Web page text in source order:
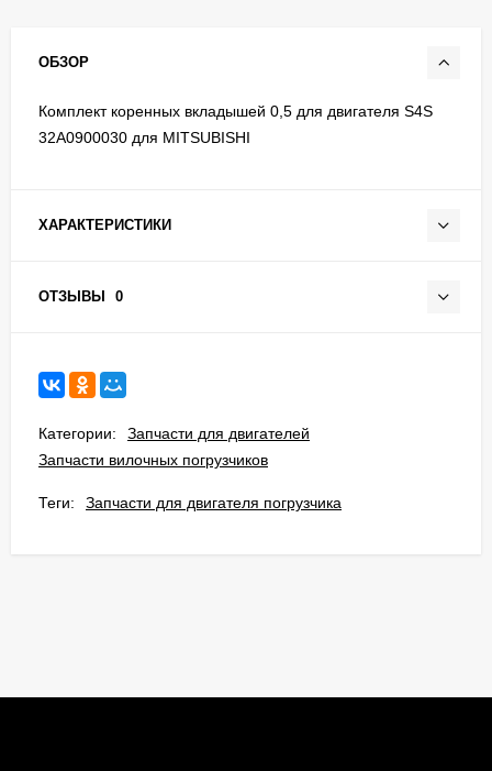
ОБЗОР
Комплект коренных вкладышей 0,5 для двигателя S4S
32A0900030 для MITSUBISHI
ХАРАКТЕРИСТИКИ
ОТЗЫВЫ 0
Категории:
Запчасти для двигателей
Запчасти вилочных погрузчиков
Теги: Запчасти для двигателя погрузчика